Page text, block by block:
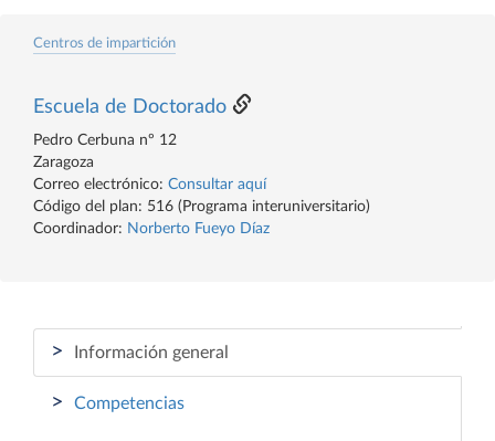
Centros de impartición
Escuela de Doctorado
Pedro Cerbuna nº 12
Zaragoza
Correo electrónico: Consultar aquí
Código del plan: 516 (Programa interuniversitario)
Coordinador: Norberto Fueyo Díaz
> Información general
> Competencias